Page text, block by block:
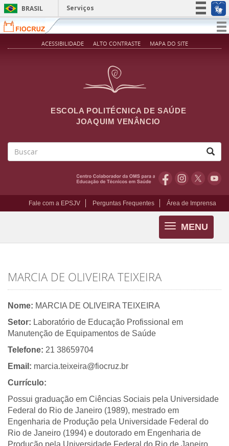
Pular para o conteúdo principal
BRASIL
Serviços
Simplifique!
Participe
ACESSIBILIDADE ALTO CONTRASTE MAPA DO SITE
ESCOLA POLITÉCNICA DE SAÚDE
JOAQUIM VENÂNCIO
Fale com a EPSJV Perguntas Frequentes Área de Imprensa
MENU
Toggle
navigation
MARCIA DE OLIVEIRA TEIXEIRA
Nome: MARCIA DE OLIVEIRA TEIXEIRA
Setor: Laboratório de Educação Profissional em
Manutenção de Equipamentos de Saúde
Telefone: 21 38659704
Email: marcia.teixeira@fiocruz.br
Currículo:
Possui graduação em Ciências Sociais pela Universidade
Federal do Rio de Janeiro (1989), mestrado em
Engenharia de Produção pela Universidade Federal do
Rio de Janeiro (1994) e doutorado em Engenharia de
Produção pela Universidade Federal do Rio de Janeiro